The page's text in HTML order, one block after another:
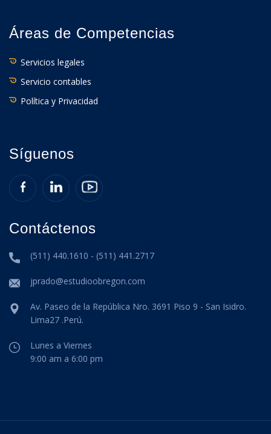
Áreas de Competencias
Servicios legales
Servicio contables
Política y Privacidad
Síguenos
Contáctenos
(511) 440.1610 - (511) 441.2717
jprado@estudioobregon.com
Av. Paseo de la República Nro. 3691 Piso 9 - San Isidro.
Lima27 .Perú.
Lunes a Viernes
9:00 am a 6:00 pm